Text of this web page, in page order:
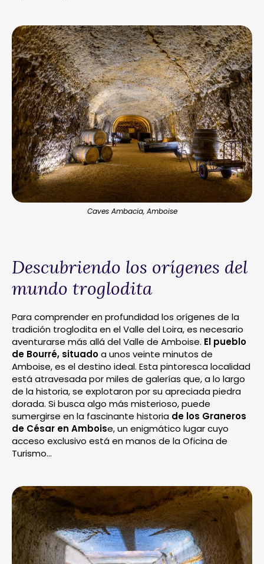
Caves Ambacia, Amboise
Descubriendo los orígenes del
mundo troglodita
Para comprender en profundidad los orígenes de la
tradición troglodita en el Valle del Loira, es necesario
aventurarse más allá del Valle de Amboise. El pueblo
de Bourré, situadoa unos veinte minutos de
Amboise, es el destino ideal. Esta pintoresca localidad
está atravesada por miles de galerías que, a lo largo
de la historia, se explotaron por su apreciada piedra
dorada. Si busca algo más misterioso, puede
sumergirse en la fascinante historia de los Graneros
de César en Amboise, un enigmático lugar cuyo
acceso exclusivo está en manos de la Oficina de
Turismo…